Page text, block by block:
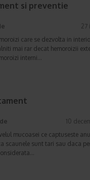
si preventie
27
care se dezvolta in
mai rar decat hemoroizii
interni…
10
mucoasei ce captuseste
scaunele sunt tari sau daca